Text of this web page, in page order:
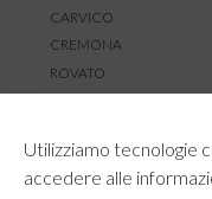
Utilizziamo tecnologie
accedere alle
CARVICO
CREMONA
ROVATO